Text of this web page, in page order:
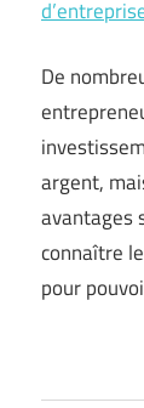
De
argent,
avantages
connaître
pour